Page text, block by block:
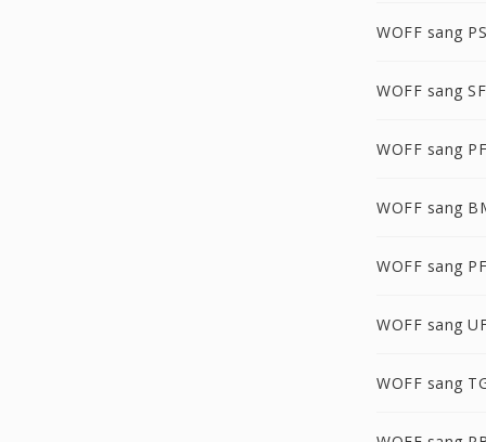
WOFF sang
WOFF sang
WOFF sang
WOFF sang
WOFF sang
WOFF sang
WOFF sang